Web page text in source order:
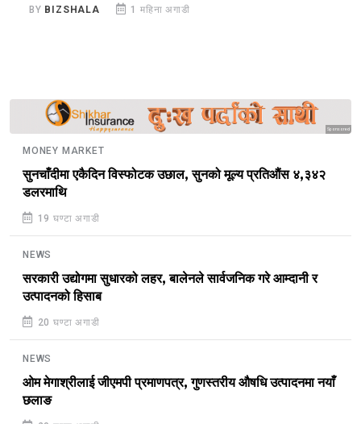
BY BIZSHALA 1 महिना अगाडी
Sponsored
MONEY MARKET
सुनचाँदीमा एकैदिन विस्फोटक उछाल, सुनको मूल्य प्रतिऔंस ४,३४२
डलरमाथि
19 घण्टा अगाडी
NEWS
सरकारी उद्योगमा सुधारको लहर, बालेनले सार्वजनिक गरे आम्दानी र
उत्पादनको हिसाब
20 घण्टा अगाडी
NEWS
ओम मेगाश्रीलाई जीएमपी प्रमाणपत्र, गुणस्तरीय औषधि उत्पादनमा नयाँ
छलाङ